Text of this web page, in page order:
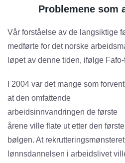
Problemene som
Vår forståelse av de langsiktige
medførte for det norske
løpet av denne tiden, ifølge
I 2004 var det mange som
at den omfattende
arbeidsinnvandringen de første
årene ville flate ut etter den første
bølgen. At
lønnsdannelsen i arbeidslivet